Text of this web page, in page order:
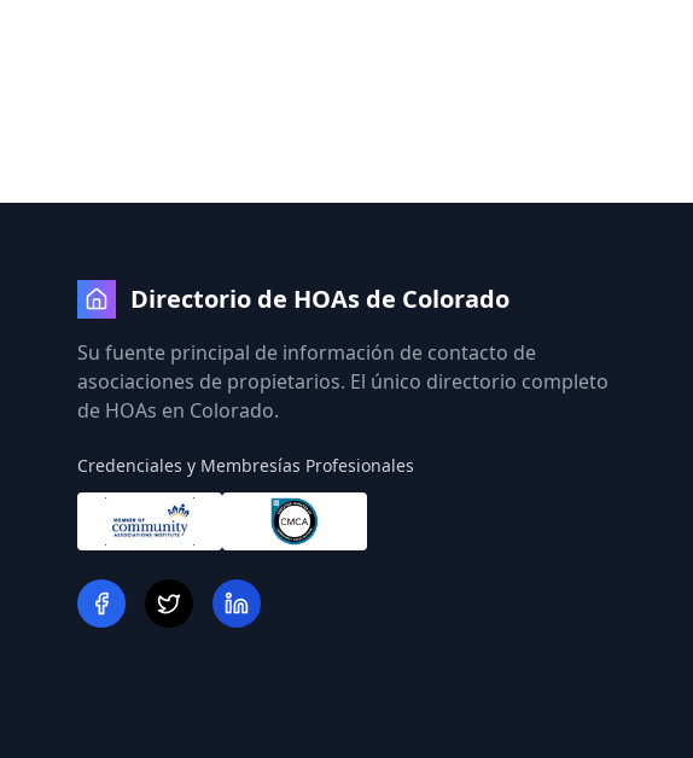
Directorio de HOAs de Colorado
Su fuente principal de información de contacto de
asociaciones de propietarios. El único directorio completo
de HOAs en Colorado.
Credenciales y Membresías Profesionales